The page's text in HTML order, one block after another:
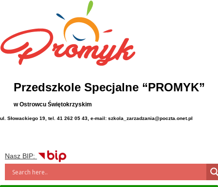
Przedszkole Specjalne “PROMYK”
w Ostrowcu Świętokrzyskim
ul. Słowackiego 19, tel. 41 262 05 43, e-mail: szkola_zarzadzania@poczta.onet.pl
Nasz BIP: